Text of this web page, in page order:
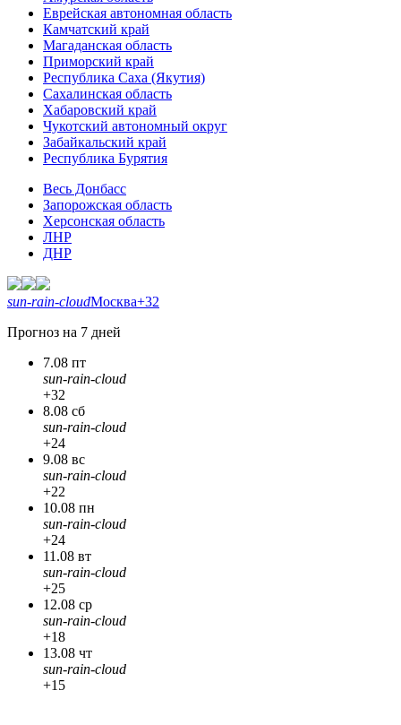
Еврейская автономная область
Камчатский край
Магаданская область
Приморский край
Республика Саха (Якутия)
Сахалинская область
Хабаровский край
Чукотский автономный округ
Забайкальский край
Республика Бурятия
Весь Донбасс
Запорожская область
Херсонская область
ЛНР
ДНР
sun-rain-cloudМосква+32
Прогноз на 7 дней
7.08 пт
sun-rain-cloud
+32
8.08 сб
sun-rain-cloud
+24
9.08 вс
sun-rain-cloud
+22
10.08 пн
sun-rain-cloud
+24
11.08 вт
sun-rain-cloud
+25
12.08 ср
sun-rain-cloud
+18
13.08 чт
sun-rain-cloud
+15